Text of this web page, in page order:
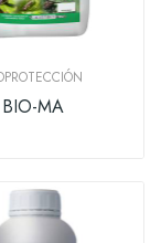
BIO-MA